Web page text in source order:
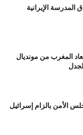
المدرسة الإيرانية
المغرب من مونديال
الأمن بالزام إسرائيل